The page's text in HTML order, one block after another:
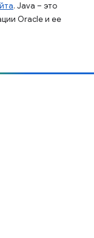
. Java – это
Oracle и ее